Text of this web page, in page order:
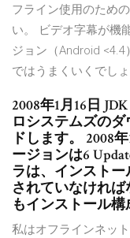
フライン使用のため
い。 ビデオ字幕が機
ジョン（Android
ではうまくいくでしょ
2008年1月16日
ロシステムズの
ドします。 2008
ージョンは6
ラは、インスト
されていなけれ
もインストール構
私はオフラインネッ